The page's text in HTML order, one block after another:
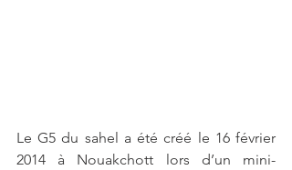
Le G5 du sahel a été créé le 16 février
2014 à Nouakchott lors d’un mini-